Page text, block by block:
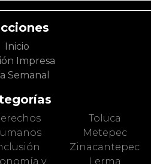
Inicio
Impresa
Semanal
y
Toluca
Metepec
Zinacantepec
Lerma